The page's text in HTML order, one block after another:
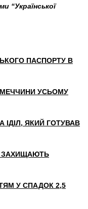
“Української
ПАСПОРТУ В
УСЬОМУ
ІДІЛ, ЯКИЙ ГОТУВАВ
ЗАХИЩАЮТЬ
У СПАДОК 2,5